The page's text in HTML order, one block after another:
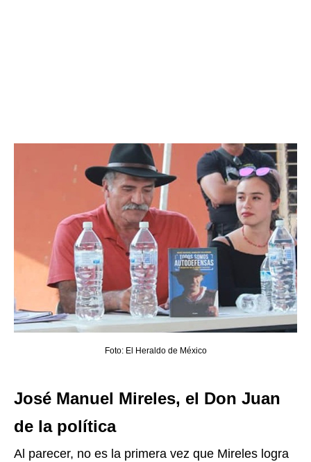
Foto: El Heraldo de México
José Manuel Mireles, el Don Juan
de la política
Al parecer, no es la primera vez que Mireles logra